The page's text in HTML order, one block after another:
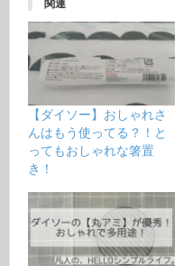
関連
【ダイソー】おしゃれさ
んはもう使ってる？！と
ってもおしゃれな箸置
き！